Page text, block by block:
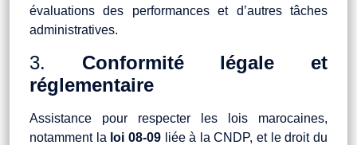
évaluations des performances et d’autres tâches
administratives.
3. Conformité légale et
réglementaire
Assistance pour respecter les lois marocaines,
notamment la loi 08-09liée à la CNDP, et le droit du